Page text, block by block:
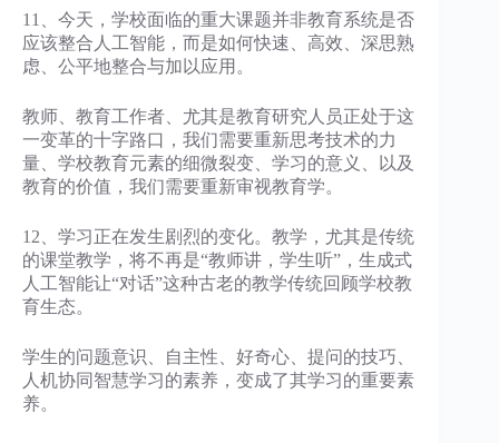
11、今天，学校面临的重大课题并非教育系统是否
应该整合人工智能，而是如何快速、高效、深思熟
虑、公平地整合与加以应用。
教师、教育工作者、尤其是教育研究人员正处于这
一变革的十字路口，我们需要重新思考技术的力
量、学校教育元素的细微裂变、学习的意义、以及
教育的价值，我们需要重新审视教育学。
12、学习正在发生剧烈的变化。教学，尤其是传统
的课堂教学，将不再是“教师讲，学生听”，生成式
人工智能让“对话”这种古老的教学传统回顾学校教
育生态。
学生的问题意识、自主性、好奇心、提问的技巧、
人机协同智慧学习的素养，变成了其学习的重要素
养。